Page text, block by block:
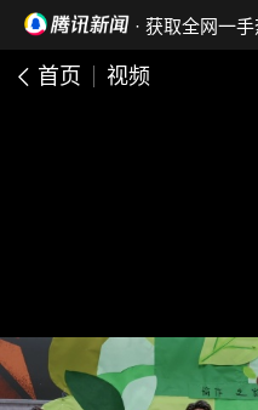
· 获取全网一
首页 视频